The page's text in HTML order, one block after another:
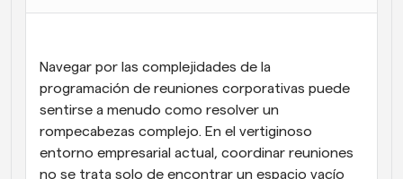
Programación potenciadda con llamadas
impulsadas por IA
Blog
Mantente al día con las últimas noticias y
actualizaciones
Reuniones Instantáneas
Reúnete con clientes en minutos
Navegar por las complejidades de la
programación de reuniones corporativas puede
sentirse a menudo como resolver un
rompecabezas complejo. En el vertiginoso
entorno empresarial actual, coordinar reuniones
no se trata solo de encontrar un espacio vacío